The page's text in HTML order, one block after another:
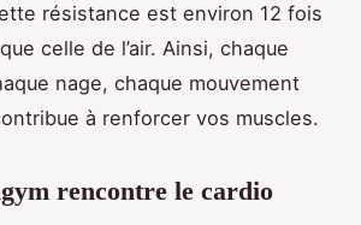
résistance est environ 12 fois
celle de l’air. Ainsi, chaque
nage, chaque mouvement
à renforcer vos muscles.
rencontre le cardio